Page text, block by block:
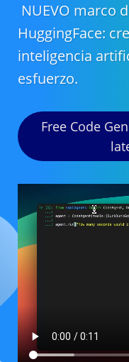
NUEVO marco
HuggingFace:
inteligencia
esfuerzo.
Free Code